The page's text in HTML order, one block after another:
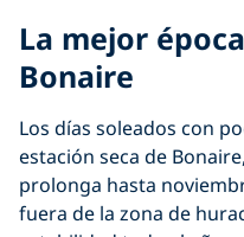
La mejor
Bonaire
Los días soleados con
estación seca de
prolonga hasta
fuera de la zona de